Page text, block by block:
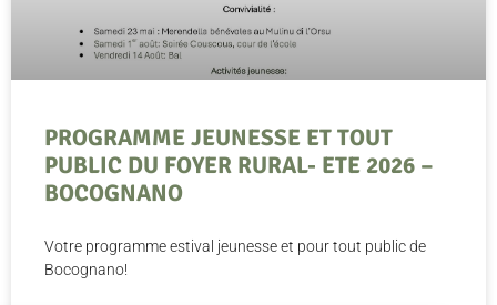
PROGRAMME JEUNESSE ET TOUT
PUBLIC DU FOYER RURAL- ETE 2026 –
BOCOGNANO
Votre programme estival jeunesse et pour tout public de
Bocognano!